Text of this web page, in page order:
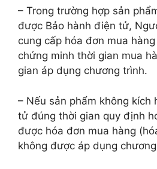
– Trong trường hợp sản
được Bảo hành điện tử,
cung cấp hóa đơn mua
chứng minh thời gian mua
gian áp dụng chương trình.
– Nếu sản phẩm không kích
tử đúng thời gian quy định
được hóa đơn mua hàng
không được áp dụng